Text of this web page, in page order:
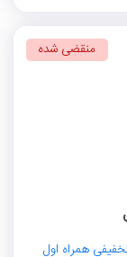
همراه اول
منقضی شده